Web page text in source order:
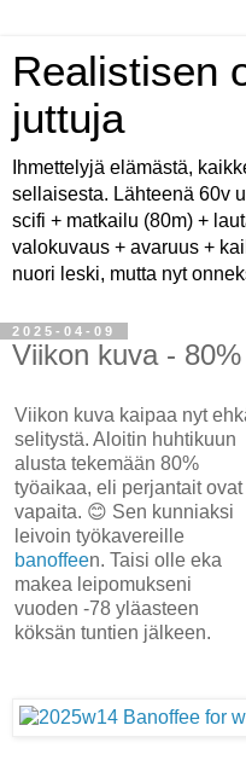
Realistisen
juttuja
Ihmettelyjä elämästä,
sellaisesta. Lähteenä 60v
scifi + matkailu (80m) +
valokuvaus + avaruus +
nuori leski, mutta nyt
2025-04-09
Viikon kuva - 80%
Viikon kuva kaipaa nyt
selitystä. Aloitin huhtikuun
alusta tekemään 80%
työaikaa, eli perjantait ovat
vapaita. 😊 Sen kunniaksi
leivoin työkavereille
banoffeen. Taisi olle eka
makea leipomukseni
vuoden -78 yläasteen
köksän tuntien jälkeen.